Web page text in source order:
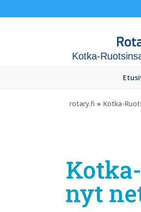
Kotka-
rotary.fi » Kotka-
nyt